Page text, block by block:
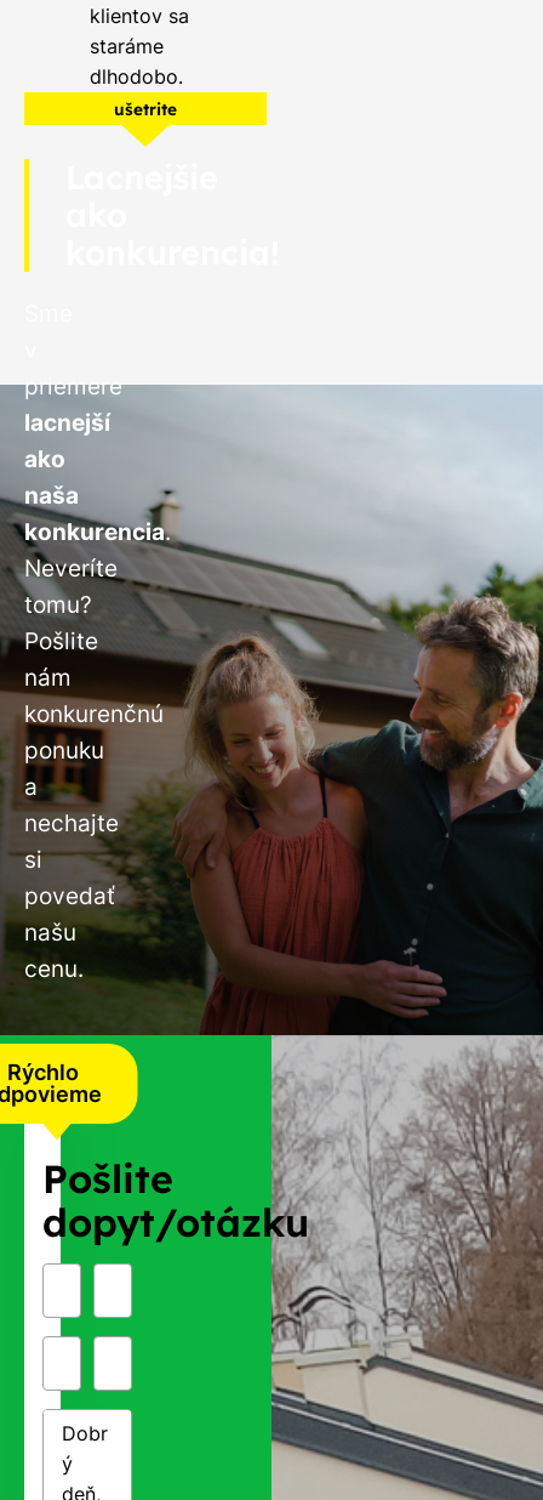
klientov sa
staráme
dlhodobo.
ušetrite
priemere
lacnejší
ako
naša
konkurencia.
Neveríte
tomu?
Pošlite
nám
konkurenčnú
ponuku
a
nechajte
si
povedať
našu
cenu.
Rýchlo
Pošlite
dopyt/otázku